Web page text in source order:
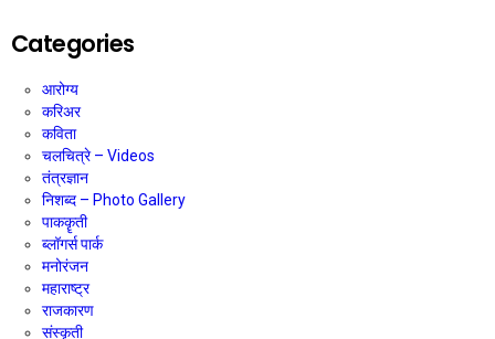
Categories
आरोग्य
करिअर
कविता
चलचित्रे – Videos
तंत्रज्ञान
निशब्द – Photo Gallery
पाककॄती
ब्लॉगर्स पार्क
मनोरंजन
महाराष्ट्र
राजकारण
संस्कॄती